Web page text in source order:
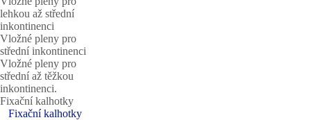
lehkou až střední
inkontinenci
Vložné pleny pro
střední inkontinenci
Vložné pleny pro
střední až těžkou
inkontinenci.
Fixační kalhotky
Fixační kalhotky